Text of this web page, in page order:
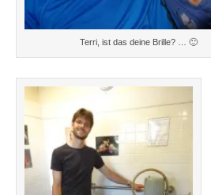
Terri, ist das deine Brille? … 🙂